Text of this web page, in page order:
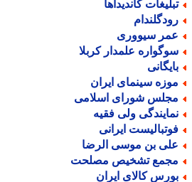
کاندیداها
سیووری
علمدار کربلا
سینمای ایران
شورای اسلامی
ولی فقیه
ایرانی
بن موسی الرضا
تشخیص مصلحت
کالای ایران